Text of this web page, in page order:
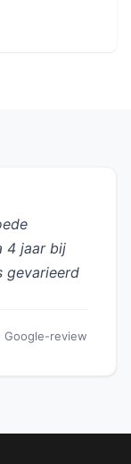
4 jaar bij
gevarieerd
Google-review